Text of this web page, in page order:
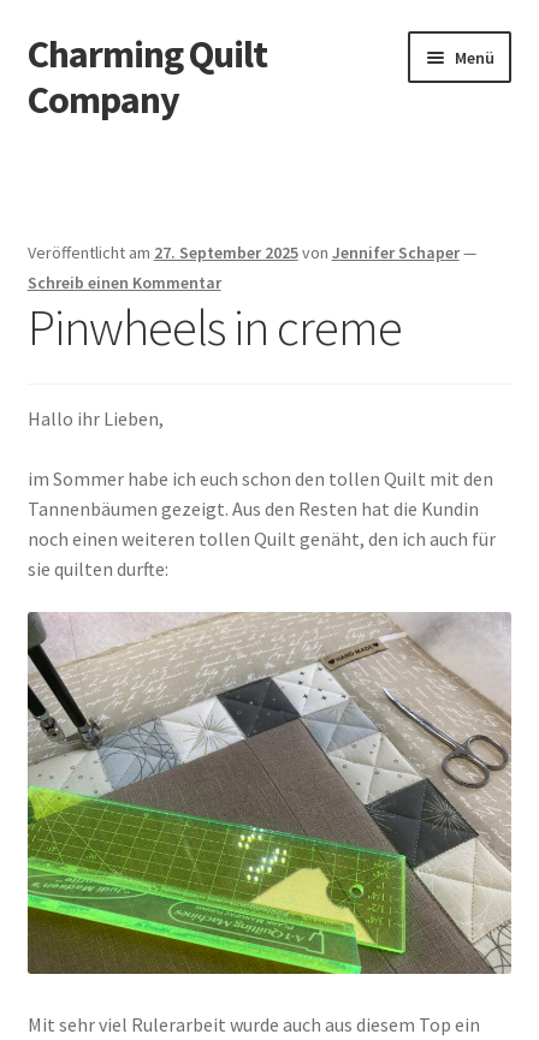
Zur
Navigation
springen
Zum
Inhalt
springen
Charming Quilt
Company
Menü
Blog
Datenschutzbelehrung
Datenschutzerklärung
Impressum
Impressum
Mein Konto
Shop
Versandarten
Warenkorb
Widerrufsbelehrung
Zahlungsarten
Veröffentlicht am 27. September 2025von Jennifer Schaper—
Schreib einen Kommentar
Pinwheels in creme
Hallo ihr Lieben,
im Sommer habe ich euch schon den tollen Quilt mit den
Tannenbäumen gezeigt. Aus den Resten hat die Kundin
noch einen weiteren tollen Quilt genäht, den ich auch für
sie quilten durfte:
Mit sehr viel Rulerarbeit wurde auch aus diesem Top ein